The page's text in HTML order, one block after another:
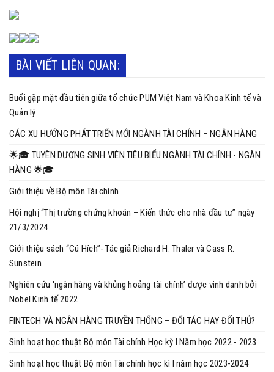
BÀI VIẾT LIÊN QUAN:
Buổi gặp mặt đầu tiên giữa tổ chức PUM Việt Nam và Khoa Kinh tế và
Quản lý
CÁC XU HƯỚNG PHÁT TRIỂN MỚI NGÀNH TÀI CHÍNH – NGÂN HÀNG
🌟🎓 TUYÊN DƯƠNG SINH VIÊN TIÊU BIỂU NGÀNH TÀI CHÍNH - NGÂN
HÀNG 🌟🎓
Giới thiệu về Bộ môn Tài chính
Hội nghị “Thị trường chứng khoán – Kiến thức cho nhà đầu tư” ngày
21/3/2024
Giới thiệu sách “Cú Hích”- Tác giả Richard H. Thaler và Cass R.
Sunstein
Nghiên cứu 'ngân hàng và khủng hoảng tài chính’ được vinh danh bởi
Nobel Kinh tế 2022
FINTECH VÀ NGÂN HÀNG TRUYỀN THỐNG – ĐỐI TÁC HAY ĐỐI THỦ?
Sinh hoạt học thuật Bộ môn Tài chính Học kỳ I Năm học 2022 - 2023
Sinh hoạt học thuật Bộ môn Tài chính học kì I năm học 2023-2024